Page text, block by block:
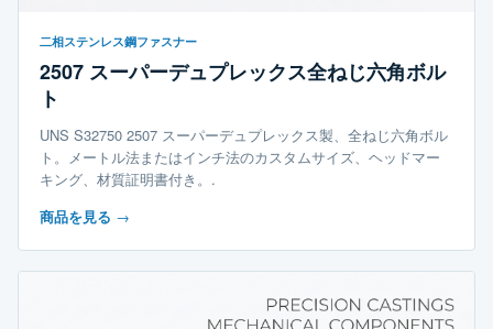
二相ステンレス鋼ファスナー
2507 スーパーデュプレックス全ねじ六角ボル
ト
UNS S32750 2507 スーパーデュプレックス製、全ねじ六角ボル
ト。メートル法またはインチ法のカスタムサイズ、ヘッドマー
キング、材質証明書付き。.
商品を見る →